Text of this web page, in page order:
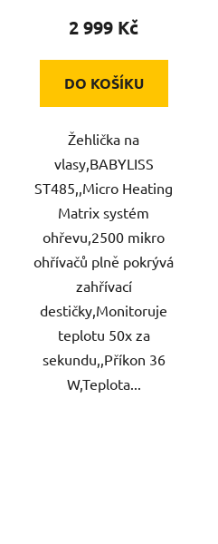
2 999 Kč
DO KOŠÍKU
Žehlička na
vlasy,BABYLISS
ST485,,Micro Heating
Matrix systém
ohřevu,2500 mikro
ohřívačů plně pokrývá
zahřívací
destičky,Monitoruje
teplotu 50x za
sekundu,,Příkon 36
W,Teplota...